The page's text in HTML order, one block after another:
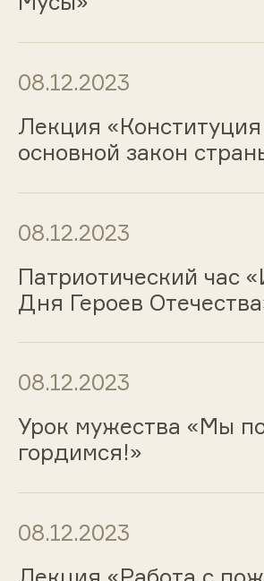
08.12.2023
Лекция
основной закон
08.12.2023
Патриотический час
Дня Героев
08.12.2023
Урок мужества «Мы
гордимся!»
08.12.2023